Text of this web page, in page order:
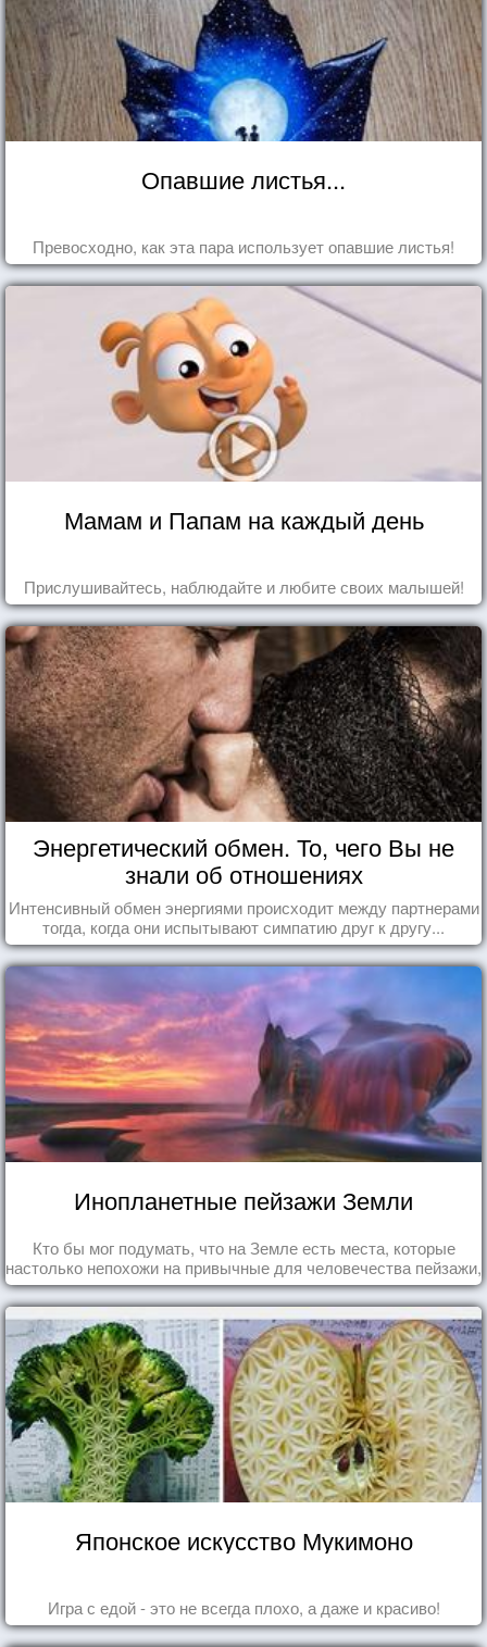
Опавшие листья...
Превосходно, как эта пара использует опавшие листья!
Мамам и Папам на каждый день
Прислушивайтесь, наблюдайте и любите своих малышей!
Энергетический обмен. То, чего Вы не
знали об отношениях
Интенсивный обмен энергиями происходит между партнерами
тогда, когда они испытывают симпатию друг к другу...
Инопланетные пейзажи Земли
Кто бы мог подумать, что на Земле есть места, которые
настолько непохожи на привычные для человечества пейзажи,
что кажутся и вовсе инопланетными!
Японское искусство Мукимоно
Игра с едой - это не всегда плохо, а даже и красиво!